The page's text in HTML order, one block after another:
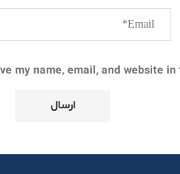
my name, email, and website